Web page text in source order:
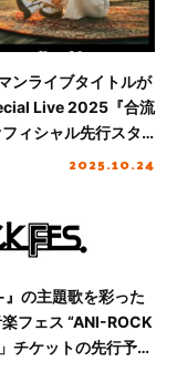
ンライブタイトルが
Live 2025『合流
ィシャル先行スタ
2025.10.24
』の主題歌を彩った
フェス “ANI-ROCK
チケットの先行予約